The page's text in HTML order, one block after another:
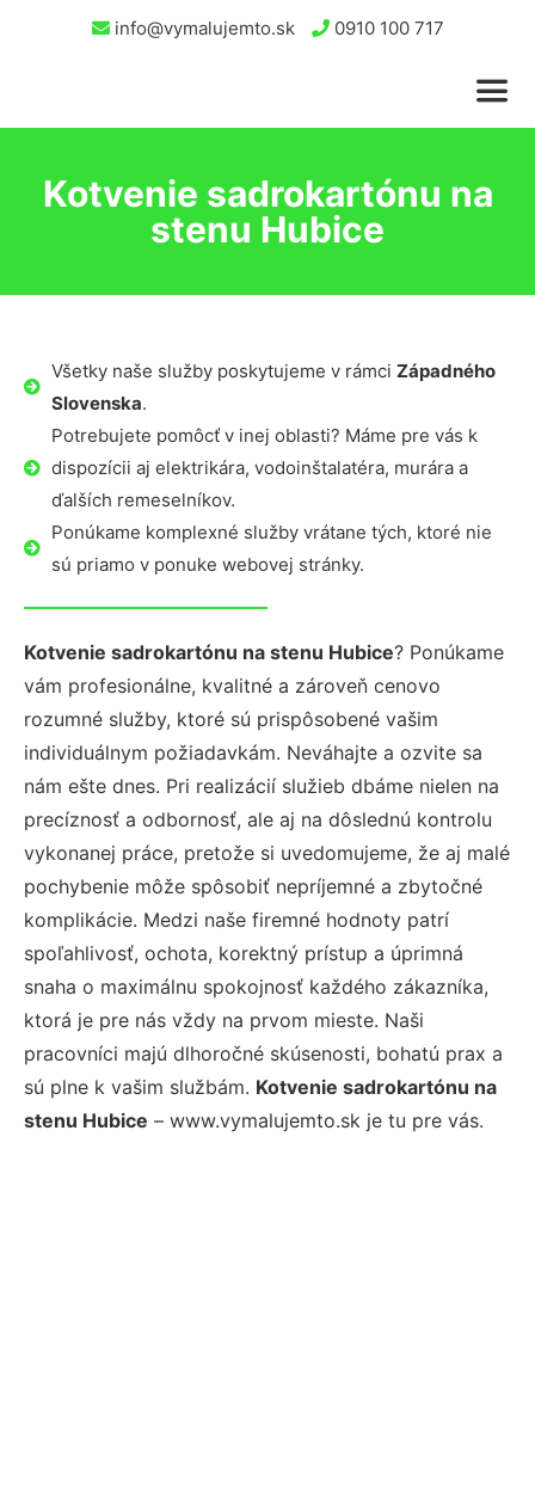
info@vymalujemto.sk 0910 100 717
Kotvenie sadrokartónu na
stenu Hubice
Všetky naše služby poskytujeme v rámci Západného
Slovenska.
Potrebujete pomôcť v inej oblasti? Máme pre vás k
dispozícii aj elektrikára, vodoinštalatéra, murára a
ďalších remeselníkov.
Ponúkame komplexné služby vrátane tých, ktoré nie
sú priamo v ponuke webovej stránky.
Kotvenie sadrokartónu na stenu Hubice? Ponúkame
vám profesionálne, kvalitné a zároveň cenovo
rozumné služby, ktoré sú prispôsobené vašim
individuálnym požiadavkám. Neváhajte a ozvite sa
nám ešte dnes. Pri realizácií služieb dbáme nielen na
precíznosť a odbornosť, ale aj na dôslednú kontrolu
vykonanej práce, pretože si uvedomujeme, že aj malé
pochybenie môže spôsobiť nepríjemné a zbytočné
komplikácie. Medzi naše firemné hodnoty patrí
spoľahlivosť, ochota, korektný prístup a úprimná
snaha o maximálnu spokojnosť každého zákazníka,
ktorá je pre nás vždy na prvom mieste. Naši
pracovníci majú dlhoročné skúsenosti, bohatú prax a
sú plne k vašim službám. Kotvenie sadrokartónu na
stenu Hubice – www.vymalujemto.sk je tu pre vás.